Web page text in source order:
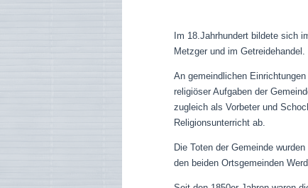
Im 18.Jahrhundert bildete sich
Metzger und im Getreidehandel.
An gemeindlichen Einrichtungen
religiöser Aufgaben der
zugleich als Vorbeter und
Religionsunterricht ab.
Die Toten der Gemeinde
den beiden Ortsgemeinden